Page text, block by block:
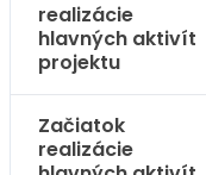
realizácie
hlavných aktivít
projektu
Začiatok
realizácie